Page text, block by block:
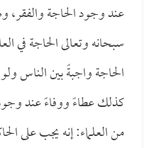
عند وجود الحاجة والفقر،
سبحانه وتعالى الحاجة في
الحاجة واجبةً بين الناس
كذلك عطاءً ووفاءً عند
من العلماء: إنه يجب على